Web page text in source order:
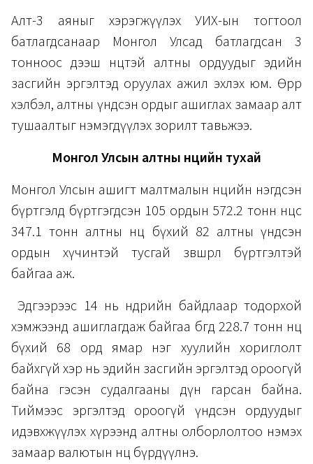
Алт-3 аяныг хэрэгжүүлэх УИХ-ын тогтоол
батлагдсанаар Монгол Улсад батлагдсан 3
тонноос дээш нөөцтэй алтны ордуудыг эдийн
засгийн эргэлтэд оруулах ажил эхлэх юм. Өөрөөр
хэлбэл, алтны үндсэн ордыг ашиглах замаар алт
тушаалтыг нэмэгдүүлэх зорилт тавьжээ.
Монгол Улсын алтны нөөцийн тухай
Монгол Улсын ашигт малтмалын нөөцийн нэгдсэн
бүртгэлд бүртгэгдсэн 105 ордын 572.2 тонн нөөцөөс
347.1 тонн алтны нөөц бүхий 82 алтны үндсэн
ордын хүчинтэй тусгай зөвшөөрөл бүртгэлтэй
байгаа аж.
Эдгээрээс 14 нь өнөөдрийн байдлаар тодорхой
хэмжээнд ашиглагдаж байгаа бөгөөд 228.7 тонн нөөц
бүхий 68 орд ямар нэг хуулийн хориглолт
байхгүй хэр нь эдийн засгийн эргэлтэд ороогүй
байна гэсэн судалгааны дүн гарсан байна.
Тиймээс эргэлтэд ороогүй үндсэн ордуудыг
идэвхжүүлэх хүрээнд алтны олборлолтоо нэмэх
замаар валютын нөөцөө бүрдүүлнэ.